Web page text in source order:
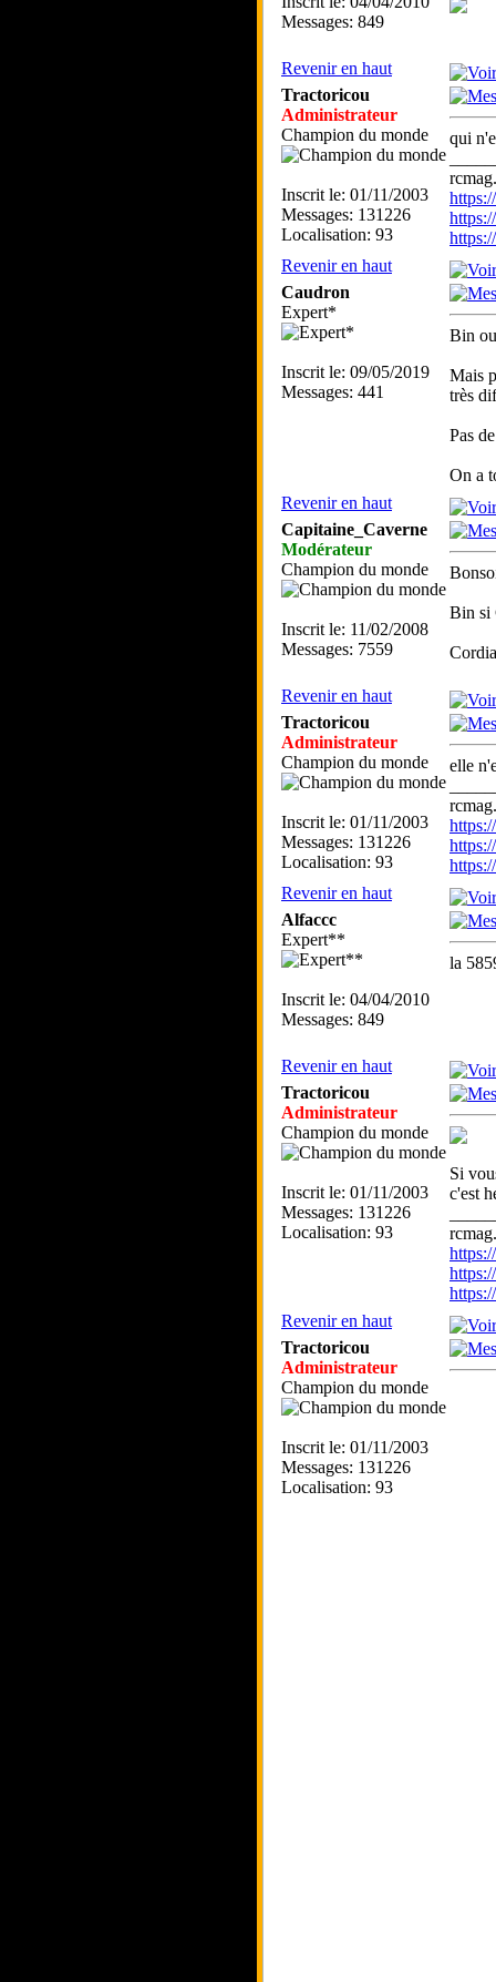
Messages: 849
Revenir en haut
Tractoricou
Administrateur
Champion du monde
Inscrit le: 01/11/2003
Messages: 131226
Localisation: 93
qui
Revenir en haut
Caudron
Expert*
Inscrit le: 09/05/2019
Messages: 441
Bin
Mais
très
Pas
On a
Revenir en haut
Capitaine_Caverne
Modérateur
Champion du monde
Inscrit le: 11/02/2008
Messages: 7559
Bin si
Revenir en haut
Tractoricou
Administrateur
Champion du monde
Inscrit le: 01/11/2003
Messages: 131226
Localisation: 93
elle
Revenir en haut
Alfaccc
Expert**
Inscrit le: 04/04/2010
Messages: 849
la
Revenir en haut
Tractoricou
Administrateur
Champion du monde
Inscrit le: 01/11/2003
Messages: 131226
Localisation: 93
Si
c'est
Revenir en haut
Tractoricou
Administrateur
Champion du monde
Inscrit le: 01/11/2003
Messages: 131226
Localisation: 93